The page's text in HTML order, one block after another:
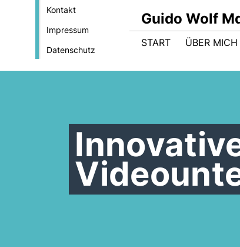
Kontakt
Impressum
Datenschutz
Guido Wolf
START ÜBER MICH